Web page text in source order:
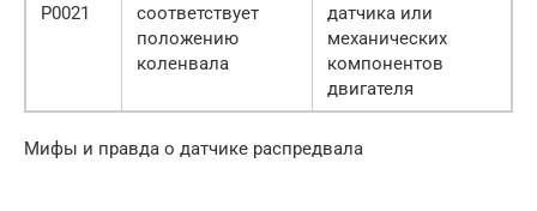
P0021
соответствует
положению
коленвала
датчика или
механических
компонентов
двигателя
Мифы и правда о датчике распредвала